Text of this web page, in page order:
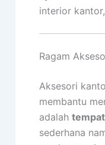
interior
Ragam
Aksesori
membantu
adalah
sederhana